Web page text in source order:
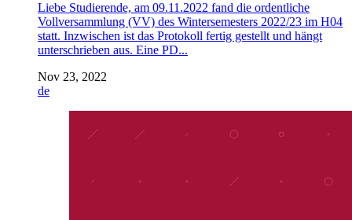
Liebe Studierende, am 09.11.2022 fand die ordentliche
Vollversammlung (VV) des Wintersemesters 2022/23 im H04
statt. Inzwischen ist das Protokoll fertig gestellt und hängt
unterschrieben aus. Eine PD...
Nov 23, 2022
de